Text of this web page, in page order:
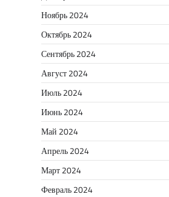
Ноябрь 2024
Октябрь 2024
Сентябрь 2024
Август 2024
Июль 2024
Июнь 2024
Май 2024
Апрель 2024
Март 2024
Февраль 2024